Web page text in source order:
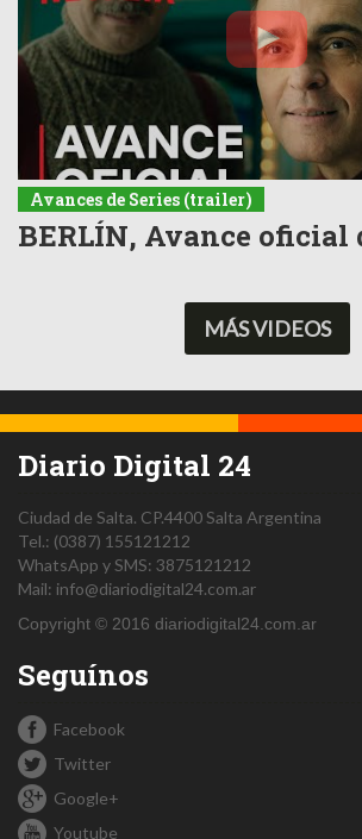
Avances de Series (trailer)
BERLÍN, Avance
MÁS VIDEOS
Diario Digital 24
Ciudad de Salta. CP.4400Salta Argentina
Tel.: (0387) 155121212
WhatsApp y SMS: 3875121212
Mail: info@diariodigital24.com.ar
Copyright © 2016 diariodigital24.com.ar
Seguínos
Facebook
Twitter
Google+
Youtube